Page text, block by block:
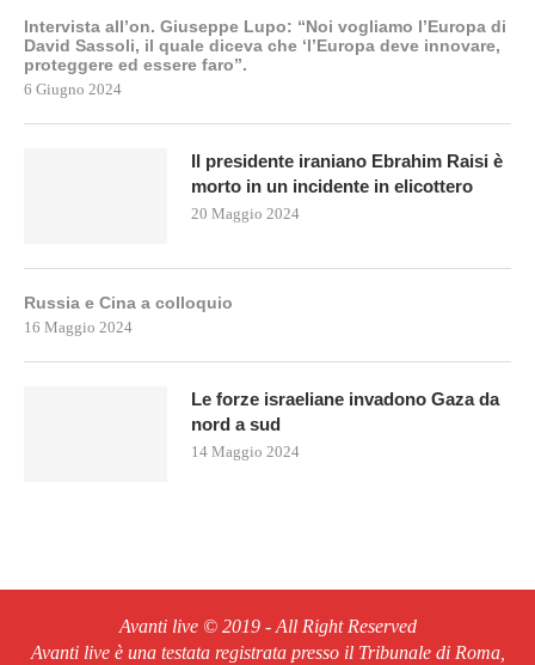
Intervista all’on. Giuseppe Lupo: “Noi vogliamo l’Europa di
David Sassoli, il quale diceva che ‘l’Europa deve innovare,
proteggere ed essere faro”.
6 Giugno 2024
Il presidente iraniano Ebrahim Raisi è
morto in un incidente in elicottero
20 Maggio 2024
Russia e Cina a colloquio
16 Maggio 2024
Le forze israeliane invadono Gaza da
nord a sud
14 Maggio 2024
Avanti live © 2019 - All Right Reserved
Avanti live è una testata registrata presso il Tribunale di Roma,